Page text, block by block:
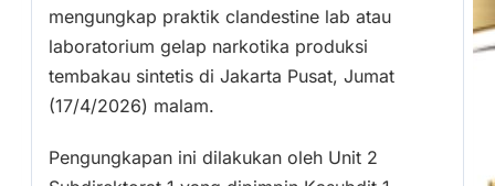
mengungkap praktik clandestine lab atau
laboratorium gelap narkotika produksi
tembakau sintetis di Jakarta Pusat, Jumat
(17/4/2026) malam.
Pengungkapan ini dilakukan oleh Unit 2